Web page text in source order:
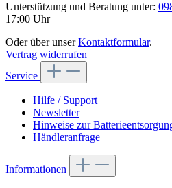
Unterstützung und Beratung unter:
17:00 Uhr
Oder über unserKontaktformular.
Vertrag widerrufen
Service
Hilfe / Support
Newsletter
Hinweise zur
Händleranfrage
Informationen